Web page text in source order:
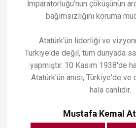
İmparatorluğu'nun çöküşünün
bağımsızlığını koruma
Atatürk'ün liderliği ve
Türkiye'de değil, tüm dünyada
yapmıştır. 10 Kasım 1938'de
Atatürk'ün anısı, Türkiye'de
hala canlıdır.
Mustafa Kemal